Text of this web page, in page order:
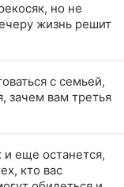
но не
жизнь решит
с семьей,
зачем вам третья
и еще останется,
кто вас